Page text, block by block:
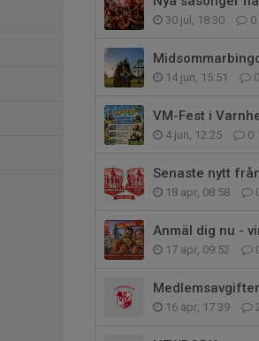
30 jul, 18:30 0
14 jun, 15:51 0
VM-Fest i
4 jun, 12:25 0
Senaste nytt
18 apr, 08:58
Anmäl dig nu -
17 apr, 09:52
16 apr, 17:39